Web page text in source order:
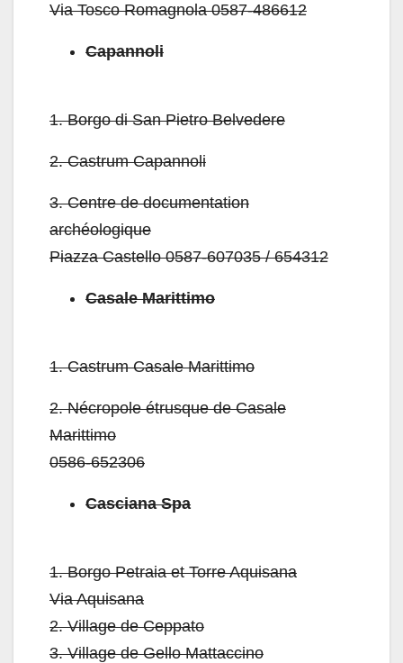
Via Tosco Romagnola 0587-486612
Capannoli
1. Borgo di San Pietro Belvedere
2. Castrum Capannoli
3. Centre de documentation
archéologique
Piazza Castello 0587-607035 / 654312
Casale Marittimo
1. Castrum Casale Marittimo
2. Nécropole étrusque de Casale
Marittimo
0586-652306
Casciana Spa
1. Borgo Petraia et Torre Aquisana
Via Aquisana
2. Village de Ceppato
3. Village de Gello Mattaccino